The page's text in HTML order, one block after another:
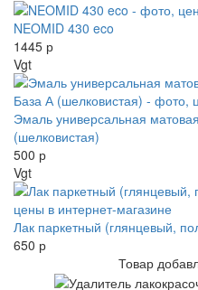
NEOMID 430 eco
1445 р
Vgt
Эмаль универсальная
(шелковистая)
500 р
Vgt
Лак паркетный (глянцевый,
650 р
Товар